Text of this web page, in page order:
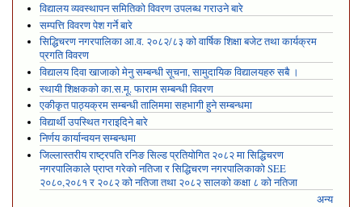
विद्यालय व्यवस्थापन समितिको विवरण उपलब्ध गराउने बारे
सम्पत्ति विवरण पेश गर्ने बारे
सिद्धिचरण नगरपालिका आ.व. २०८२/८३ को वार्षिक शिक्षा बजेट तथा कार्यक्रम
प्रगति विवरण
विद्यालय दिवा खाजाको मेनु सम्बन्धी सूचना, सामुदायिक विद्यालयहरु सबै ।
स्थायी शिक्षकको का.स.मू. फाराम सम्बन्धी विवरण
एकीकृत पाठ्यक्रम सम्बन्धी तालिममा सहभागी हुने सम्बन्धमा
विद्यार्थी उपस्थित गराइदिने बारे
निर्णय कार्यान्वयन सम्बन्धमा
जिल्लास्तरीय राष्ट्रपति रनिङ सिल्ड प्रतियोगित २०८२ मा सिद्धिचरण
नगरपालिकाले प्राप्त गरेकाे नतिजा र सिद्धिचरण नगरपालिकाको SEE
२०८०,२०८१ र २०८२ को नतिजा तथा २०८२ सालको कक्षा ८ को नतिजा
अन्य